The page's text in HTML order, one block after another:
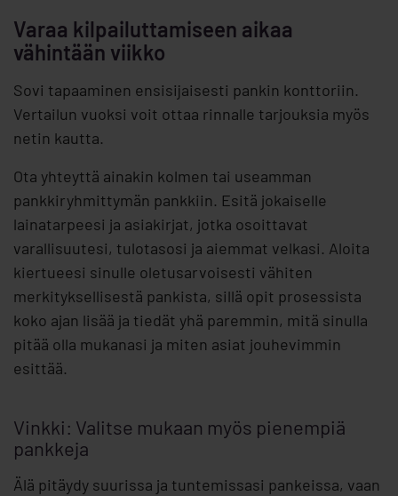
Varaa kilpailuttamiseen aikaa
vähintään viikko
Sovi tapaaminen ensisijaisesti pankin konttoriin.
Vertailun vuoksi voit ottaa rinnalle tarjouksia myös
netin kautta.
Ota yhteyttä ainakin kolmen tai useamman
pankkiryhmittymän pankkiin. Esitä jokaiselle
lainatarpeesi ja asiakirjat, jotka osoittavat
varallisuutesi, tulotasosi ja aiemmat velkasi. Aloita
kiertueesi sinulle oletusarvoisesti vähiten
merkityksellisestä pankista, sillä opit prosessista
koko ajan lisää ja tiedät yhä paremmin, mitä sinulla
pitää olla mukanasi ja miten asiat jouhevimmin
esittää.
Vinkki: Valitse mukaan myös pienempiä
pankkeja
Älä pitäydy suurissa ja tuntemissasi pankeissa, vaan